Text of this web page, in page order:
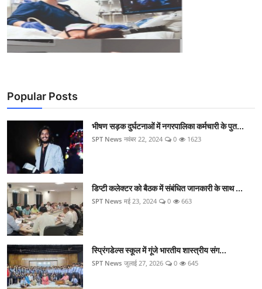
Popular Posts
भीषण सड़क दुर्घटनाओं में नगरपालिका कर्मचारी के पुत...
SPT News नवंबर 22, 2024 0 1623
डिप्टी कलेक्टर को बैठक में संबंधित जानकारी के साथ ...
SPT News मई 23, 2024 0 663
स्प्रिंगडेल्स स्कूल में गूंजे भारतीय शास्त्रीय संग...
SPT News जुलाई 27, 2026 0 645